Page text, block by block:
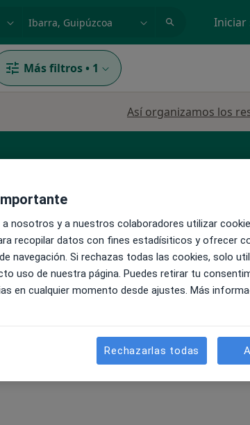
p. ej. Madrid Iniciar
Más filtros • 1
Así organizamos los
La reserva de cita online no está
Pedir una cita
nosotros y a nuestros colaboradores utilizar
recopilar datos con fines estadísiticos y ofrecer
navegación. Si rechazas todas las cookies, solo
uso de nuestra página. Puedes retirar tu
en cualquier momento desde ajustes. Más
Rechazarlas todas